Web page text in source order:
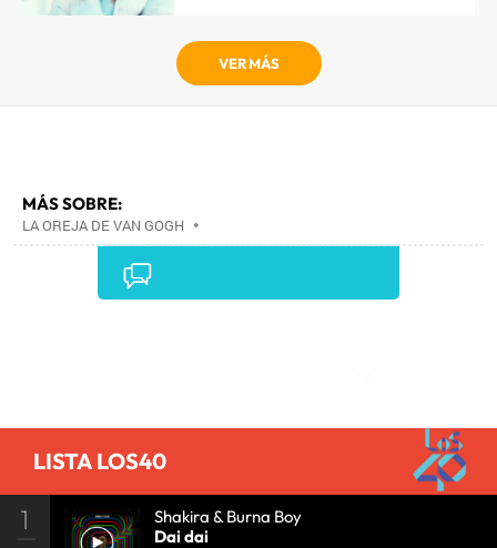
VER MÁS
MÁS SOBRE:
LA OREJA DE VAN GOGH •
LISTA LOS40
1
Shakira & Burna Boy
Dai dai